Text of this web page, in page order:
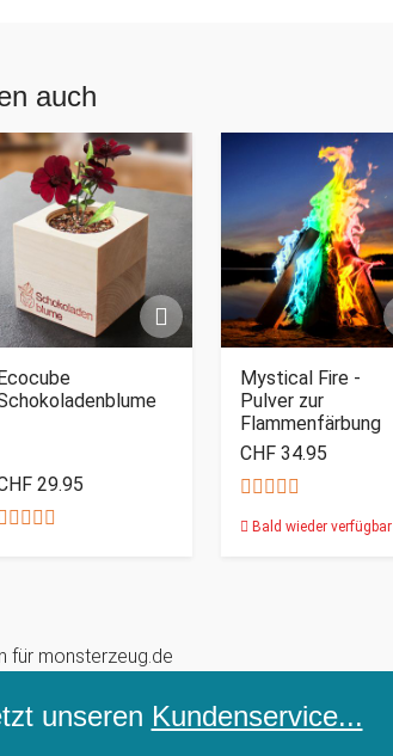
auch
Ecocube
29.95
Mystical Fire -
Pulver zur
Flammenfärbung
CHF 34.95
Bald wieder verfügbar
unseren Kundenservice...